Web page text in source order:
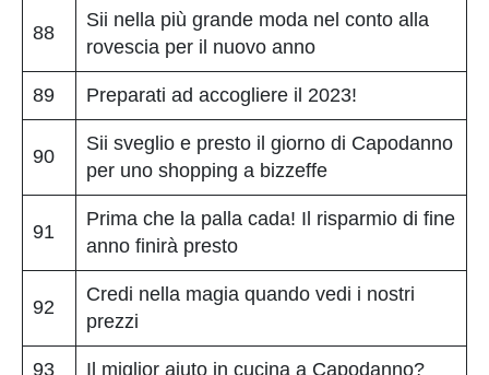
88
Sii nella più grande moda nel conto alla
rovescia per il nuovo anno
89 Preparati ad accogliere il 2023!
90
Sii sveglio e presto il giorno di Capodanno
per uno shopping a bizzeffe
91
Prima che la palla cada! Il risparmio di fine
anno finirà presto
92
Credi nella magia quando vedi i nostri
prezzi
93 Il miglior aiuto in cucina a Capodanno?